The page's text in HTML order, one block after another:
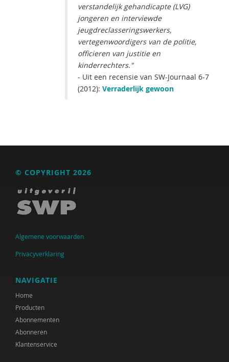
verstandelijk gehandicapte (LVG)
jongeren en interviewde
jeugdreclasseringswerkers,
vertegenwoordigers van de politie,
officieren van justitie en
kinderrechters."
- Uit een recensie van SW-Journaal 6-7
(2012): Verraderlijk gewoon
© COPYRIGHT 2026
Algemene voorwaarden
Privacyverklaring
NAVIGATIE
Home
Producten
Abonnementen
Abonneren
Klantenservice